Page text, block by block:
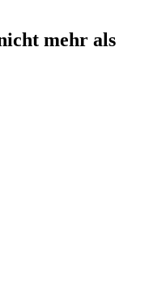
mehr als